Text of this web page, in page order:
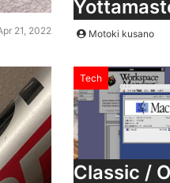
21, 2022 Motoki kusano
Tech
Classic /